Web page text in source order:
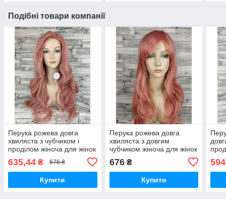
Подібні товари компанії
Перука рожева довга
хвиляста з чубчиком і
проділом жіноча для жінок
70см зі штучного волосся
635,44 ₴ 676 ₴
Купити
Перука рожева довга
хвиляста з довгим
чубчиком жіноча для жінок
65см зі штучного волосся
676₴
Купити